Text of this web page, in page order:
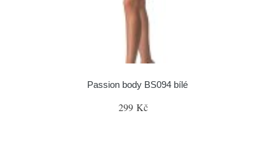
Passion body BS094 bílé
299 Kč